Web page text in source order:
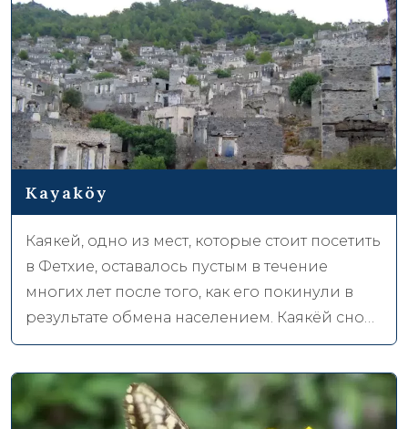
Kayaköy
Каякей, одно из мест, которые стоит посетить
в Фетхие, оставалось пустым в течение
многих лет после того, как его покинули в
результате обмена населением. Каякёй снова
оживает с его узкими улочками, тянущимися
между соснами, гранатовыми и фиговыми
деревьями, домами, церквями, часовнями и
необыкновенными пейзажами. Kayaköy Art